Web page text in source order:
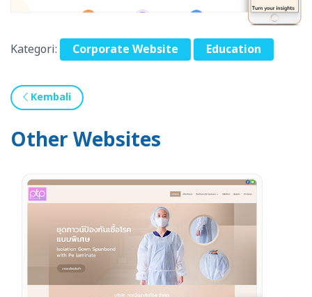
Kategori: Corporate Website Education
Kembali
Other Websites